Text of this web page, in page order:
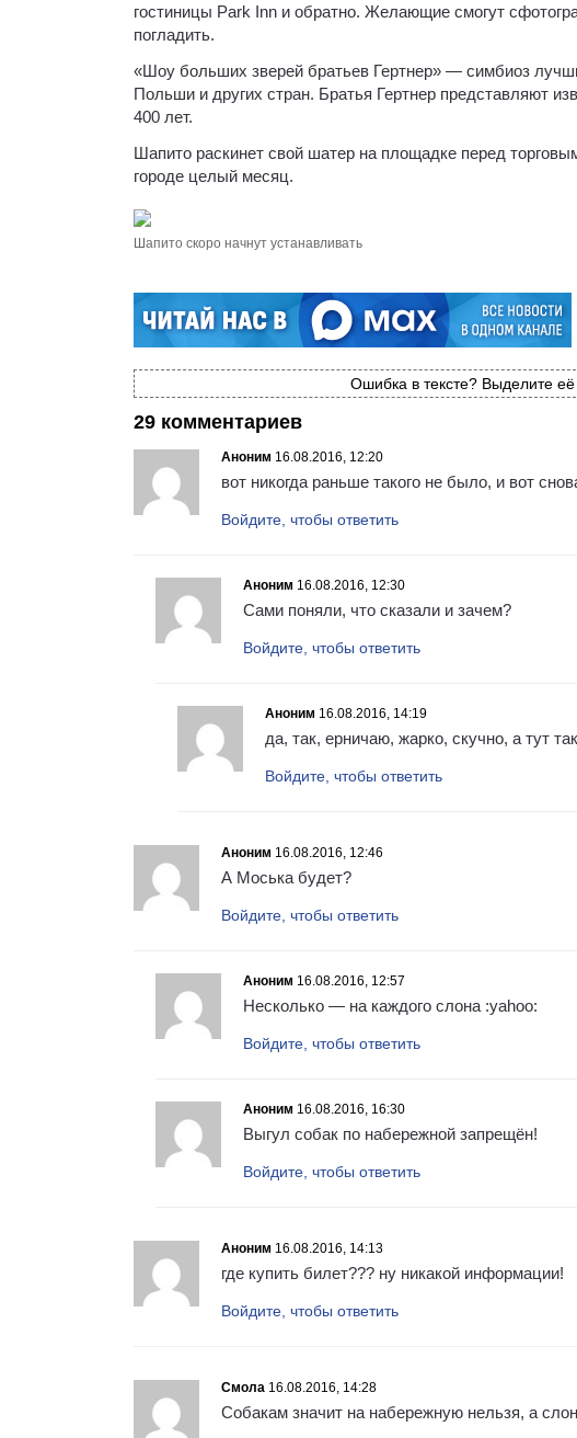
гостиницы Park Inn и обратно. Желающие смогут
погладить.
«Шоу больших зверей братьев Гертнер» — симбиоз
Польши и других стран. Братья Гертнер представляют
400 лет.
Шапито раскинет свой шатер на площадке перед
городе целый месяц.
Шапито скоро начнут устанавливать
Ошибка в тексте? Выделите
29 комментариев
Аноним 16.08.2016, 12:20
вот никогда раньше такого не было, и вот
Войдите, чтобы ответить
Аноним 16.08.2016, 12:30
Сами поняли, что сказали и зачем?
Войдите, чтобы ответить
Аноним 16.08.2016, 14:19
да, так, ерничаю, жарко, скучно, а тут
Войдите, чтобы ответить
Аноним 16.08.2016, 12:46
А Моська будет?
Войдите, чтобы ответить
Аноним 16.08.2016, 12:57
Несколько — на каждого слона :yahoo:
Войдите, чтобы ответить
Аноним 16.08.2016, 16:30
Выгул собак по набережной запрещён!
Войдите, чтобы ответить
Аноним 16.08.2016, 14:13
где купить билет??? ну никакой информации!
Войдите, чтобы ответить
Смола 16.08.2016, 14:28
Собакам значит на набережную нельзя, а